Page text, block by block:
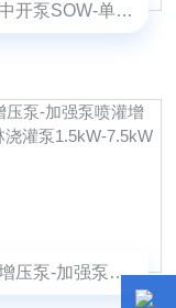
上海中开泵SOW-单级双吸中开蜗壳式离心泵
上海增压泵-加强泵喷灌增压泵园林浇灌泵1.5kW-7.5kW